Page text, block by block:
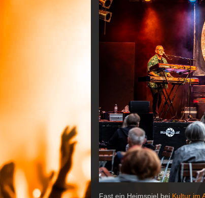
Fast ein Heimspiel bei Kultur im